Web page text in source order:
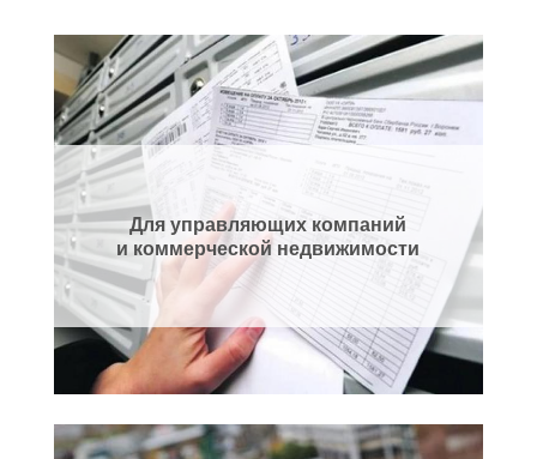
Для управляющих компаний
и коммерческой недвижимости